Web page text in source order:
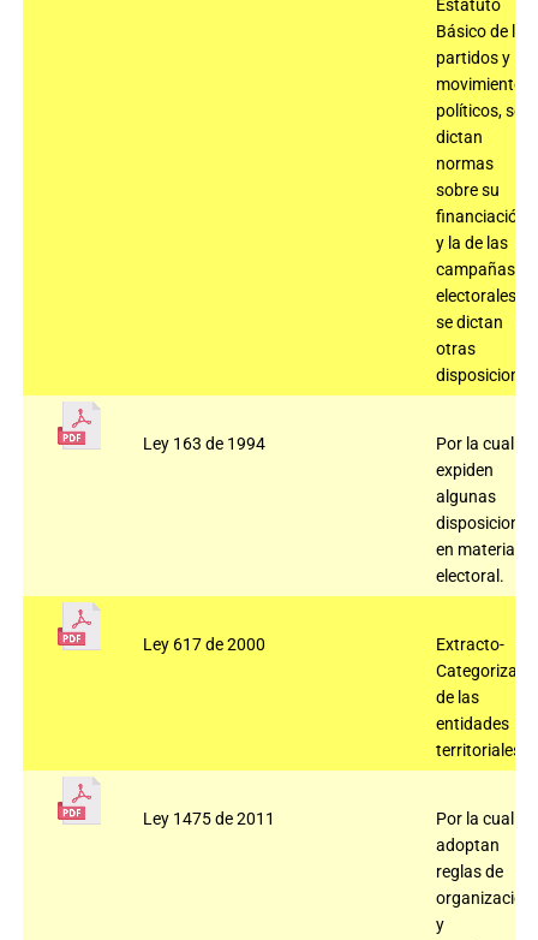
Estatuto
Básico de los
partidos y
movimientos
políticos, se
dictan
normas
sobre su
financiación
y la de las
campañas
electorales y
se dictan
otras
Ley 163 de 1994
Por la cual se
expiden
algunas
disposiciones
en materia
electoral.
Ley 617 de 2000
Extracto-
de las
entidades
territoriales.
Ley 1475 de 2011
Por la cual se
adoptan
reglas de
organización
y